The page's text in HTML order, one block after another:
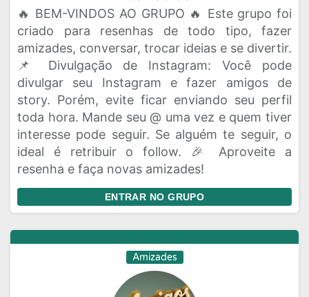
🔥 BEM-VINDOS AO GRUPO 🔥 Este grupo foi
criado para resenhas de todo tipo, fazer
amizades, conversar, trocar ideias e se divertir.
📌 Divulgação de Instagram: Você pode
divulgar seu Instagram e fazer amigos de
story. Porém, evite ficar enviando seu perfil
toda hora. Mande seu @ uma vez e quem tiver
interesse pode seguir. Se alguém te seguir, o
ideal é retribuir o follow. 🎉 Aproveite a
resenha e faça novas amizades!
ENTRAR NO GRUPO
Amizades